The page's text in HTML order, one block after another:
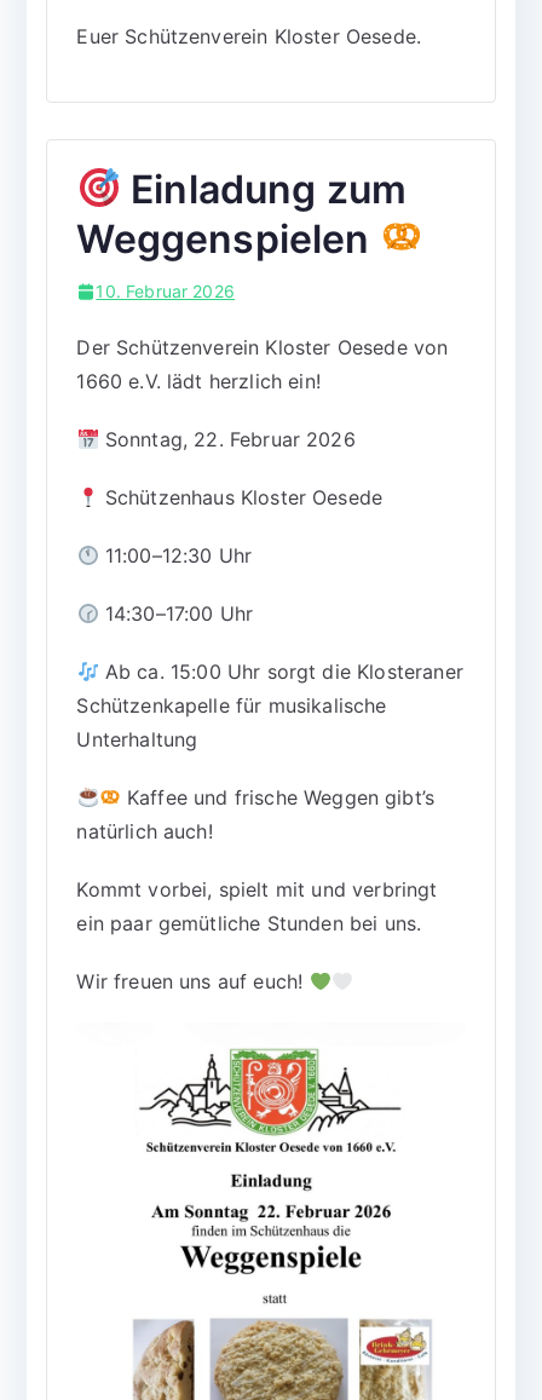
Euer Schützenverein Kloster Oesede.
Einladung zum
Weggenspielen
10. Februar 2026
Der Schützenverein Kloster Oesede von
1660 e.V. lädt herzlich ein!
Sonntag, 22. Februar 2026
Schützenhaus Kloster Oesede
11:00–12:30 Uhr
14:30–17:00 Uhr
Ab ca. 15:00 Uhr sorgt die Klosteraner
Schützenkapelle für musikalische
Unterhaltung
Kaffee und frische Weggen gibt’s
natürlich auch!
Kommt vorbei, spielt mit und verbringt
ein paar gemütliche Stunden bei uns.
Wir freuen uns auf euch!